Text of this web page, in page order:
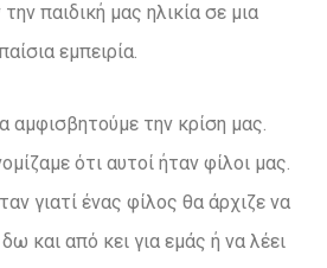
παιδική μας ηλικία σε μια
εμπειρία.
αμφισβητούμε την κρίση μας.
ότι αυτοί ήταν φίλοι μας.
γιατί ένας φίλος θα άρχιζε να
και από κει για εμάς ή να λέει